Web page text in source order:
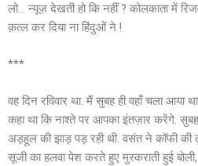
लो… न्यूज़ देखती हो कि नहीं ? कोलकाता में
क़त्ल कर दिया ना हिंदुओं ने !
***
वह दिन रविवार था. मैं सुबह ही वहाँ चला आया
कहा था कि नाश्ते पर आपका इंतज़ार करेंगे.
अड़हूल की झाड़ पड़ रही थी. वसंत ने कॉफी की
सूजी का हलवा पेश करते हुए मुस्कराती हुई